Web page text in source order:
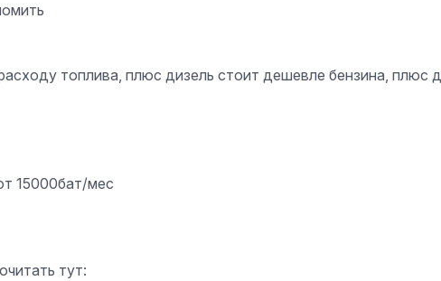
топлива, плюс дизель стоит дешевле бензина, плюс
15000бат/мес
тут: